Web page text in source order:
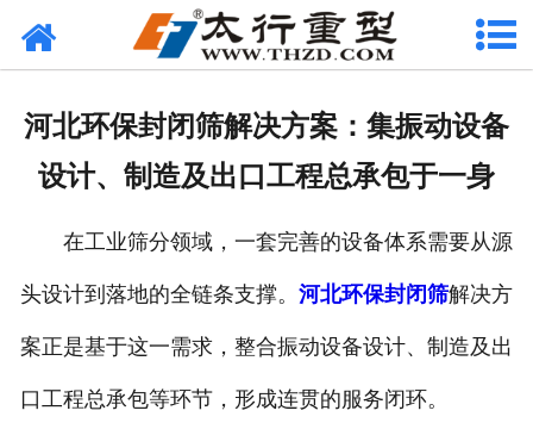
网站首页
联系我们
河北环保封闭筛解决方案：集振动设备
设计、制造及出口工程总承包于一身
在工业筛分领域，一套完善的设备体系需要从源
头设计到落地的全链条支撑。 河北环保封闭筛解决方
案正是基于这一需求，整合振动设备设计、制造及出
口工程总承包等环节，形成连贯的服务闭环。